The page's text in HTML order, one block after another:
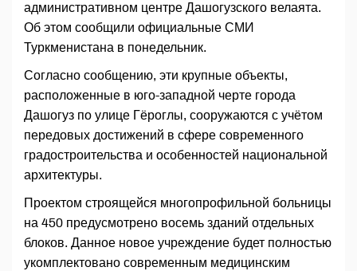
административном центре Дашогузского велаята.
Об этом сообщили официальные СМИ
Туркменистана в понедельник.
Согласно сообщению, эти крупные объекты,
расположенные в юго-западной черте города
Дашогуз по улице Гёроглы, сооружаются с учётом
передовых достижений в сфере современного
градостроительства и особенностей национальной
архитектуры.
Проектом строящейся многопрофильной больницы
на 450 предусмотрено восемь зданий отдельных
блоков. Данное новое учреждение будет полностью
укомплектовано современным медицинским